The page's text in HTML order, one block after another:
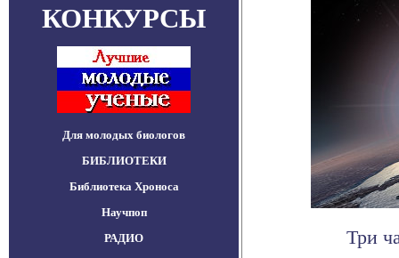
КОНКУРСЫ
Для молодых биологов
БИБЛИОТЕКИ
Библиотека Хроноса
Научпоп
РАДИО
Три